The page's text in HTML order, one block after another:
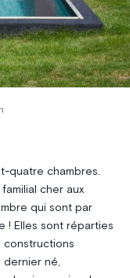
quatre chambres.
cher aux
qui sont par
! Elles sont réparties
constructions
dernier né,